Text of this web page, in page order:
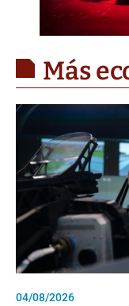
Más
04/08/2026